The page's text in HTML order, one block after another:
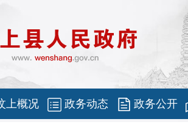
上概况 政务动态 政务公开